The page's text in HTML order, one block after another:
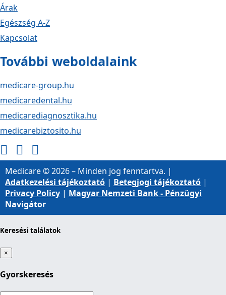
Árak
Egészség A-Z
Kapcsolat
További weboldalaink
medicare-group.hu
medicaredental.hu
medicarediagnosztika.hu
medicarebiztosito.hu
Medicare © 2026 – Minden jog fenntartva. |
Adatkezelési tájékoztató | Betegjogi tájékoztató |
Privacy Policy | Magyar Nemzeti Bank - Pénzügyi
Navigátor
Keresési találatok
×
Gyorskeresés